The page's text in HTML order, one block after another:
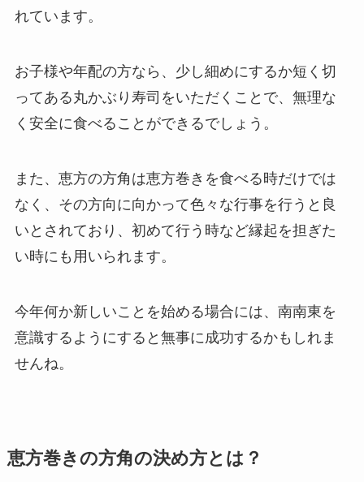
れています。
お子様や年配の方なら、少し細めにするか短く切
ってある丸かぶり寿司をいただくことで、無理な
く安全に食べることができるでしょう。
また、恵方の方角は恵方巻きを食べる時だけでは
なく、その方向に向かって色々な行事を行うと良
いとされており、 初めて行う時など縁起を担ぎた
い時にも 用いられます。
今年何か新しいことを始める場合には、南南東を
意識するようにすると無事に成功するかもしれま
せんね。
恵方巻きの方角の決め方とは？